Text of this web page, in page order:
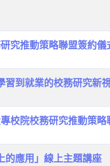
究推動策略聯盟簽約
到就業的校務研究新視
校院校務研究推動策
的應用」線上主題講座